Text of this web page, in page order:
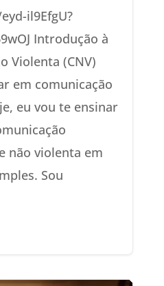
il9EfgU?
Introdução à
Violenta (CNV)
em comunicação
eu vou te ensinar
não violenta em
Sou